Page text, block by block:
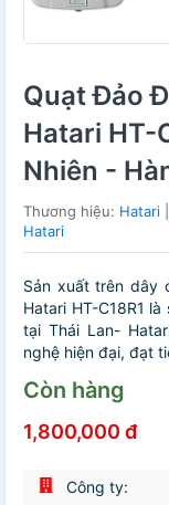
Quạt Đảo
Hatari HT-
Nhiên -
Thương hiệu: Hatari
Hatari
Sản xuất trên dây
Hatari HT-C18R1
tại Thái Lan-
nghệ hiện đại, đạt
Còn hàng
1,800,000 đ
Công ty: